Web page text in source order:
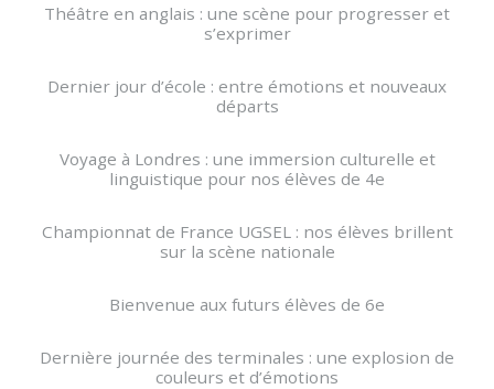
Théâtre en anglais : une scène pour progresser et
s’exprimer
Dernier jour d’école : entre émotions et nouveaux
départs
Voyage à Londres : une immersion culturelle et
linguistique pour nos élèves de 4e
Championnat de France UGSEL : nos élèves brillent
sur la scène nationale
Bienvenue aux futurs élèves de 6e
Dernière journée des terminales : une explosion de
couleurs et d’émotions